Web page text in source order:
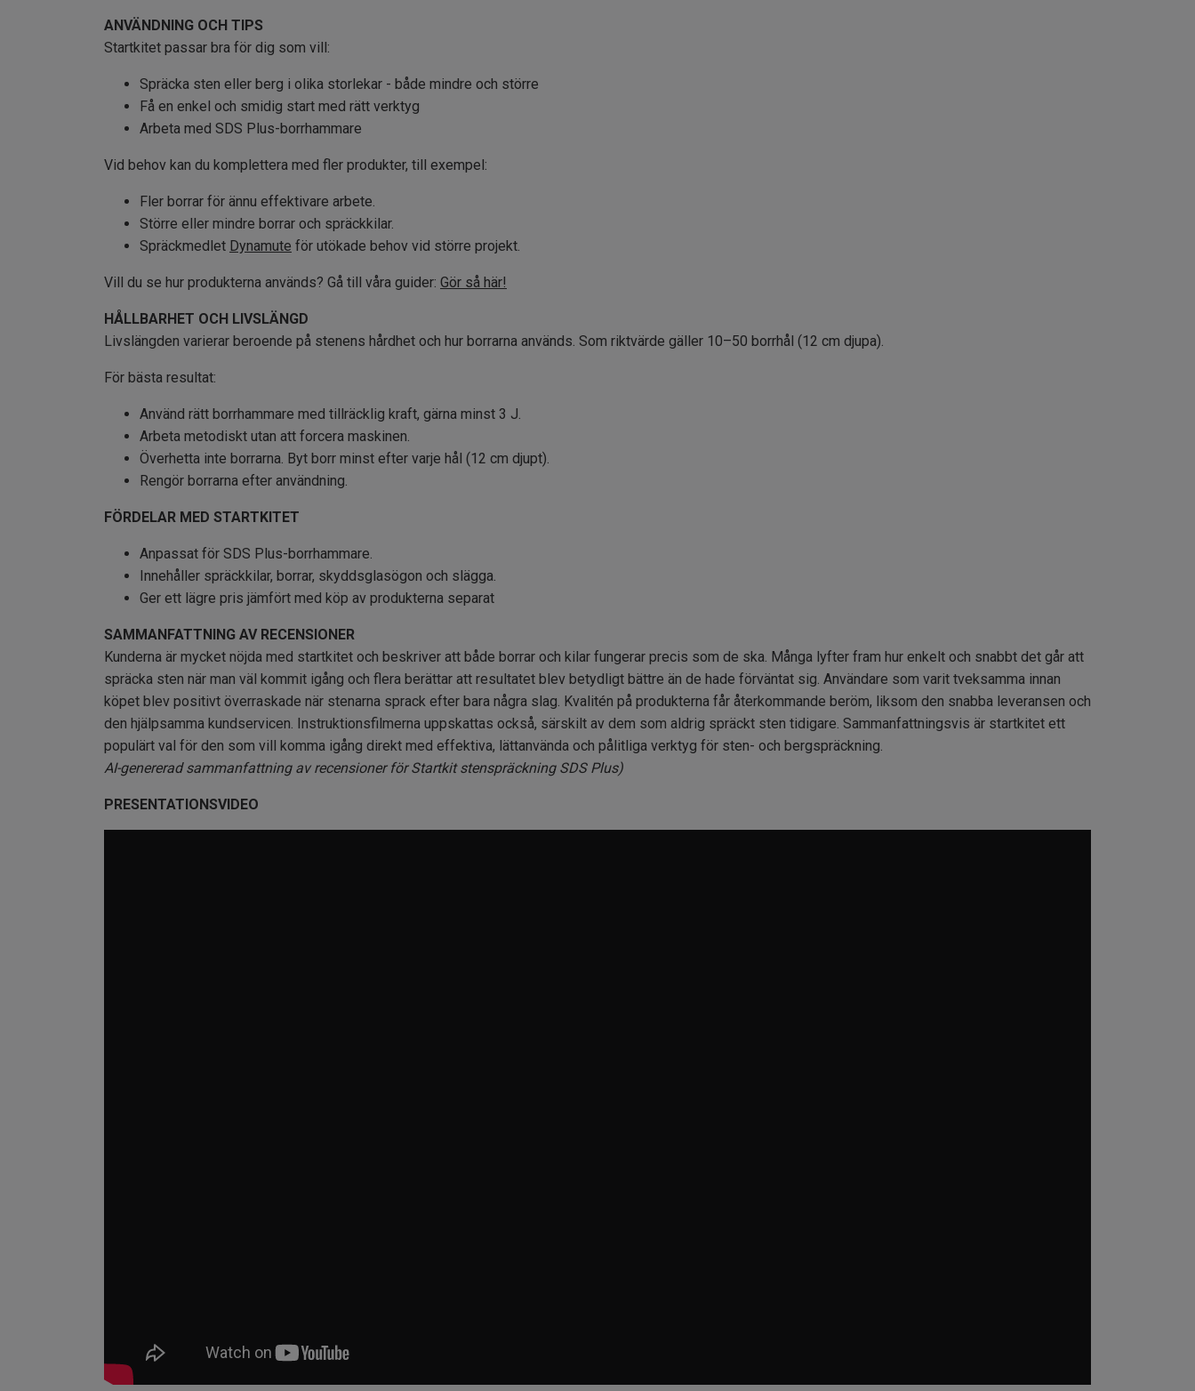
ANVÄNDNING OCH TIPS
Startkitet passar bra för dig som vill:
Spräcka sten eller berg i olika storlekar - både mindre och större
Få en enkel och smidig start med rätt verktyg
Arbeta med SDS Plus-borrhammare
Vid behov kan du komplettera med fler produkter, till exempel:
Fler borrar för ännu effektivare arbete.
Större eller mindre borrar och spräckkilar.
Spräckmedlet Dynamute för utökade behov vid större projekt.
Vill du se hur produkterna används? Gå till våra guider: Gör så här!
HÅLLBARHET OCH LIVSLÄNGD
Livslängden varierar beroende på stenens hårdhet och hur borrarna används. Som riktvärde gäller 10–50 borrhål (12 cm djupa).
För bästa resultat:
Använd rätt borrhammare med tillräcklig kraft, gärna minst 3 J.
Arbeta metodiskt utan att forcera maskinen.
Överhetta inte borrarna. Byt borr minst efter varje hål (12 cm djupt).
Rengör borrarna efter användning.
FÖRDELAR MED STARTKITET
Anpassat för SDS Plus-borrhammare.
Innehåller spräckkilar, borrar, skyddsglasögon och slägga.
Ger ett lägre pris jämfört med köp av produkterna separat
SAMMANFATTNING AV RECENSIONER
Kunderna är mycket nöjda med startkitet och beskriver att både borrar och kilar fungerar precis som de ska. Många lyfter fram hur enkelt och snabbt det går att
spräcka sten när man väl kommit igång och flera berättar att resultatet blev betydligt bättre än de hade förväntat sig. Användare som varit tveksamma innan
köpet blev positivt överraskade när stenarna sprack efter bara några slag. Kvalitén på produkterna får återkommande beröm, liksom den snabba leveransen och
den hjälpsamma kundservicen. Instruktionsfilmerna uppskattas också, särskilt av dem som aldrig spräckt sten tidigare. Sammanfattningsvis är startkitet ett
populärt val för den som vill komma igång direkt med effektiva, lättanvända och pålitliga verktyg för sten- och bergspräckning.
AI-genererad sammanfattning av recensioner för Startkit stenspräckning SDS Plus)
PRESENTATIONSVIDEO